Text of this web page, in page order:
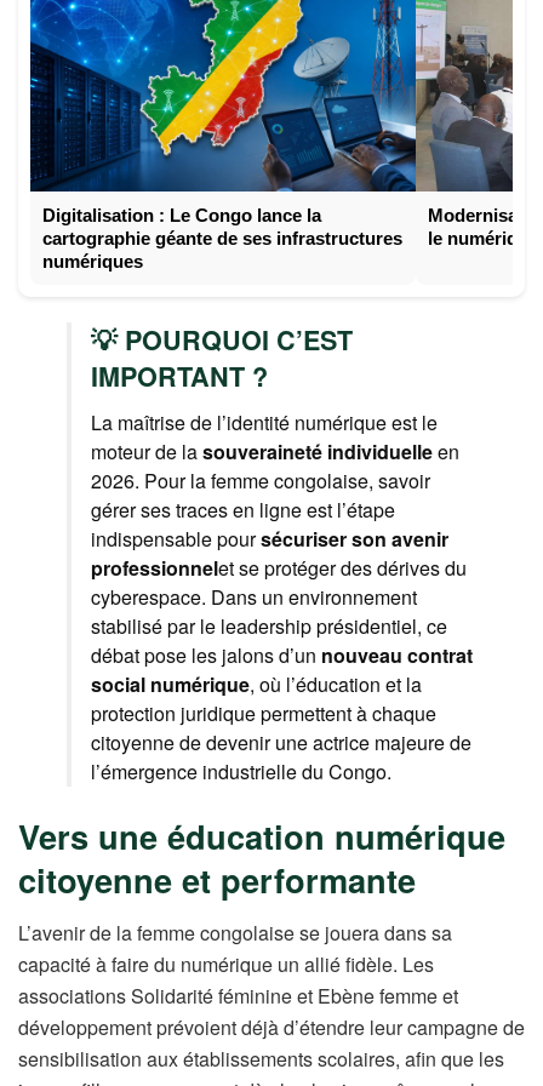
Digitalisation : Le Congo lance la
cartographie géante de ses infrastructures
numériques
le numérique
💡 POURQUOI C’EST
IMPORTANT ?
La maîtrise de l’identité numérique est le
moteur de lasouveraineté individuelleen
2026. Pour la femme congolaise, savoir
gérer ses traces en ligne est l’étape
indispensable poursécuriser son avenir
professionnelet se protéger des dérives du
cyberespace. Dans un environnement
stabilisé par le leadership présidentiel, ce
débat pose les jalons d’un nouveau contrat
social numérique, où l’éducation et la
protection juridique permettent à chaque
citoyenne de devenir une actrice majeure de
l’émergence industrielle du Congo.
Vers une éducation numérique
citoyenne et performante
L’avenir de la femme congolaise se jouera dans sa
capacité à faire du numérique un allié fidèle. Les
associations Solidarité féminine et Ebène femme et
développement prévoient déjà d’étendre leur campagne de
sensibilisation aux établissements scolaires, afin que les